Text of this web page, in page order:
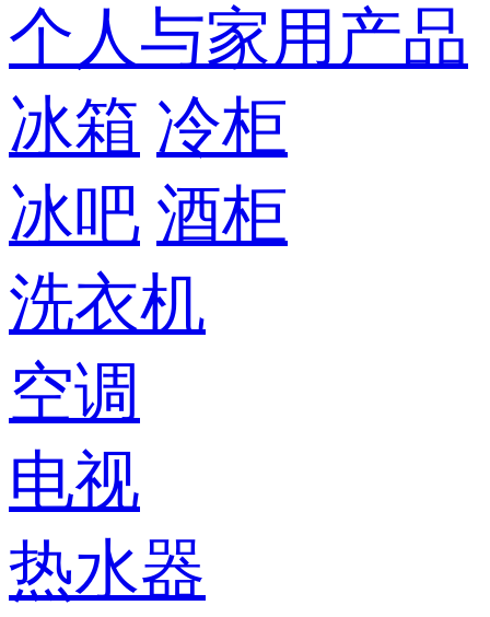
个人与家用产品
冰箱 冷柜
冰吧 酒柜
洗衣机
空调
电视
热水器